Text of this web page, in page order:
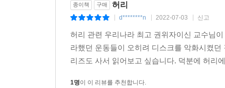
종이책 구매 허리
d********n 2022-07-03 신고
허리 관련 우리나라 최고 권위자이신 교수님
라했던 운동들이 오히려 디스크를 악화시켰
리즈도 사서 읽어보고 싶습니다. 덕분에 허리
1명이 이 리뷰를 추천합니다.